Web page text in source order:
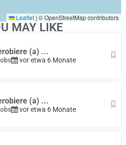
Leaflet | © OpenStreetMap contributors
MAY LIKE
(a) ...
vor etwa 6 Monate
(a) ...
vor etwa 6 Monate